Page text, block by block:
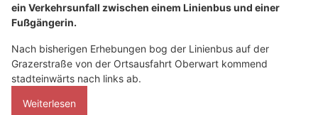
ein Verkehrsunfall zwischen einem Linienbus und einer
Fußgängerin.
Nach bisherigen Erhebungen bog der Linienbus auf der
Grazerstraße von der Ortsausfahrt Oberwart kommend
stadteinwärts nach links ab.
Weiterlesen